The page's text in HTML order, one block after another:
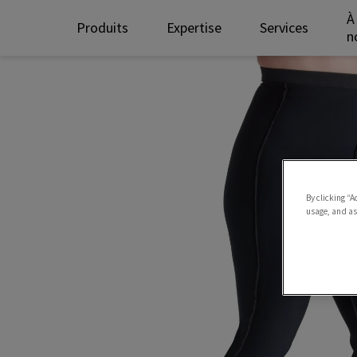
Produits Expertise Services
By clicking
usage, and